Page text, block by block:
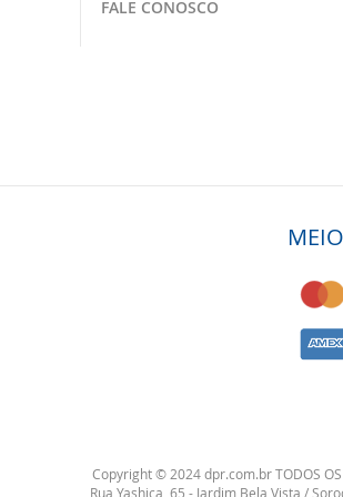
FALE CONOSCO
Copyright © 2024 dpr.com.br TODOS OS
Rua Yashica, 65 - Jardim Bela Vista /